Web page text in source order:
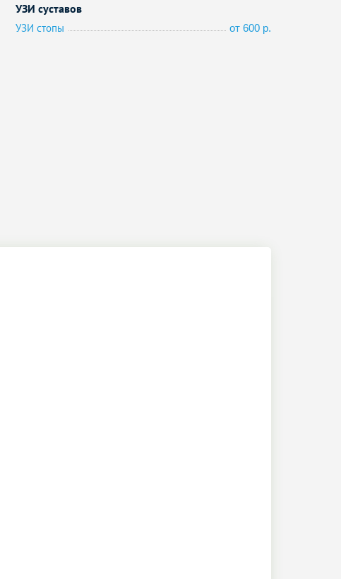
УЗИ суставов
УЗИ стопы от 600 р.